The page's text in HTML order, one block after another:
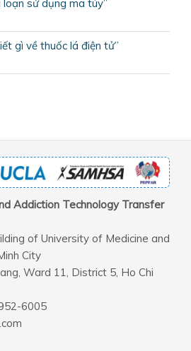
sử dụng ma túy”
gì về thuốc lá điện tử”
Addiction Technology Transfer
of University of Medicine and
City
Ward 11, District 5, Ho Chi
6005